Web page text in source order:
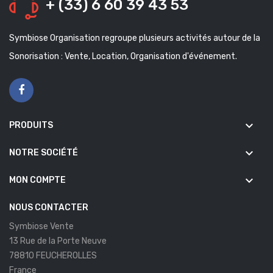
+ (33) 6 60 39 43 53
Symbiose Organisation regroupe plusieurs activités autour de la
Sonorisation : Vente, Location, Organisation d'événement.
PRODUITS keyboard_arrow_down
NOTRE SOCIÉTÉ keyboard_arrow_down
MON COMPTE keyboard_arrow_down
NOUS CONTACTER
Symbiose Vente
13 Rue de la Porte Neuve
78810 FEUCHEROLLES
France